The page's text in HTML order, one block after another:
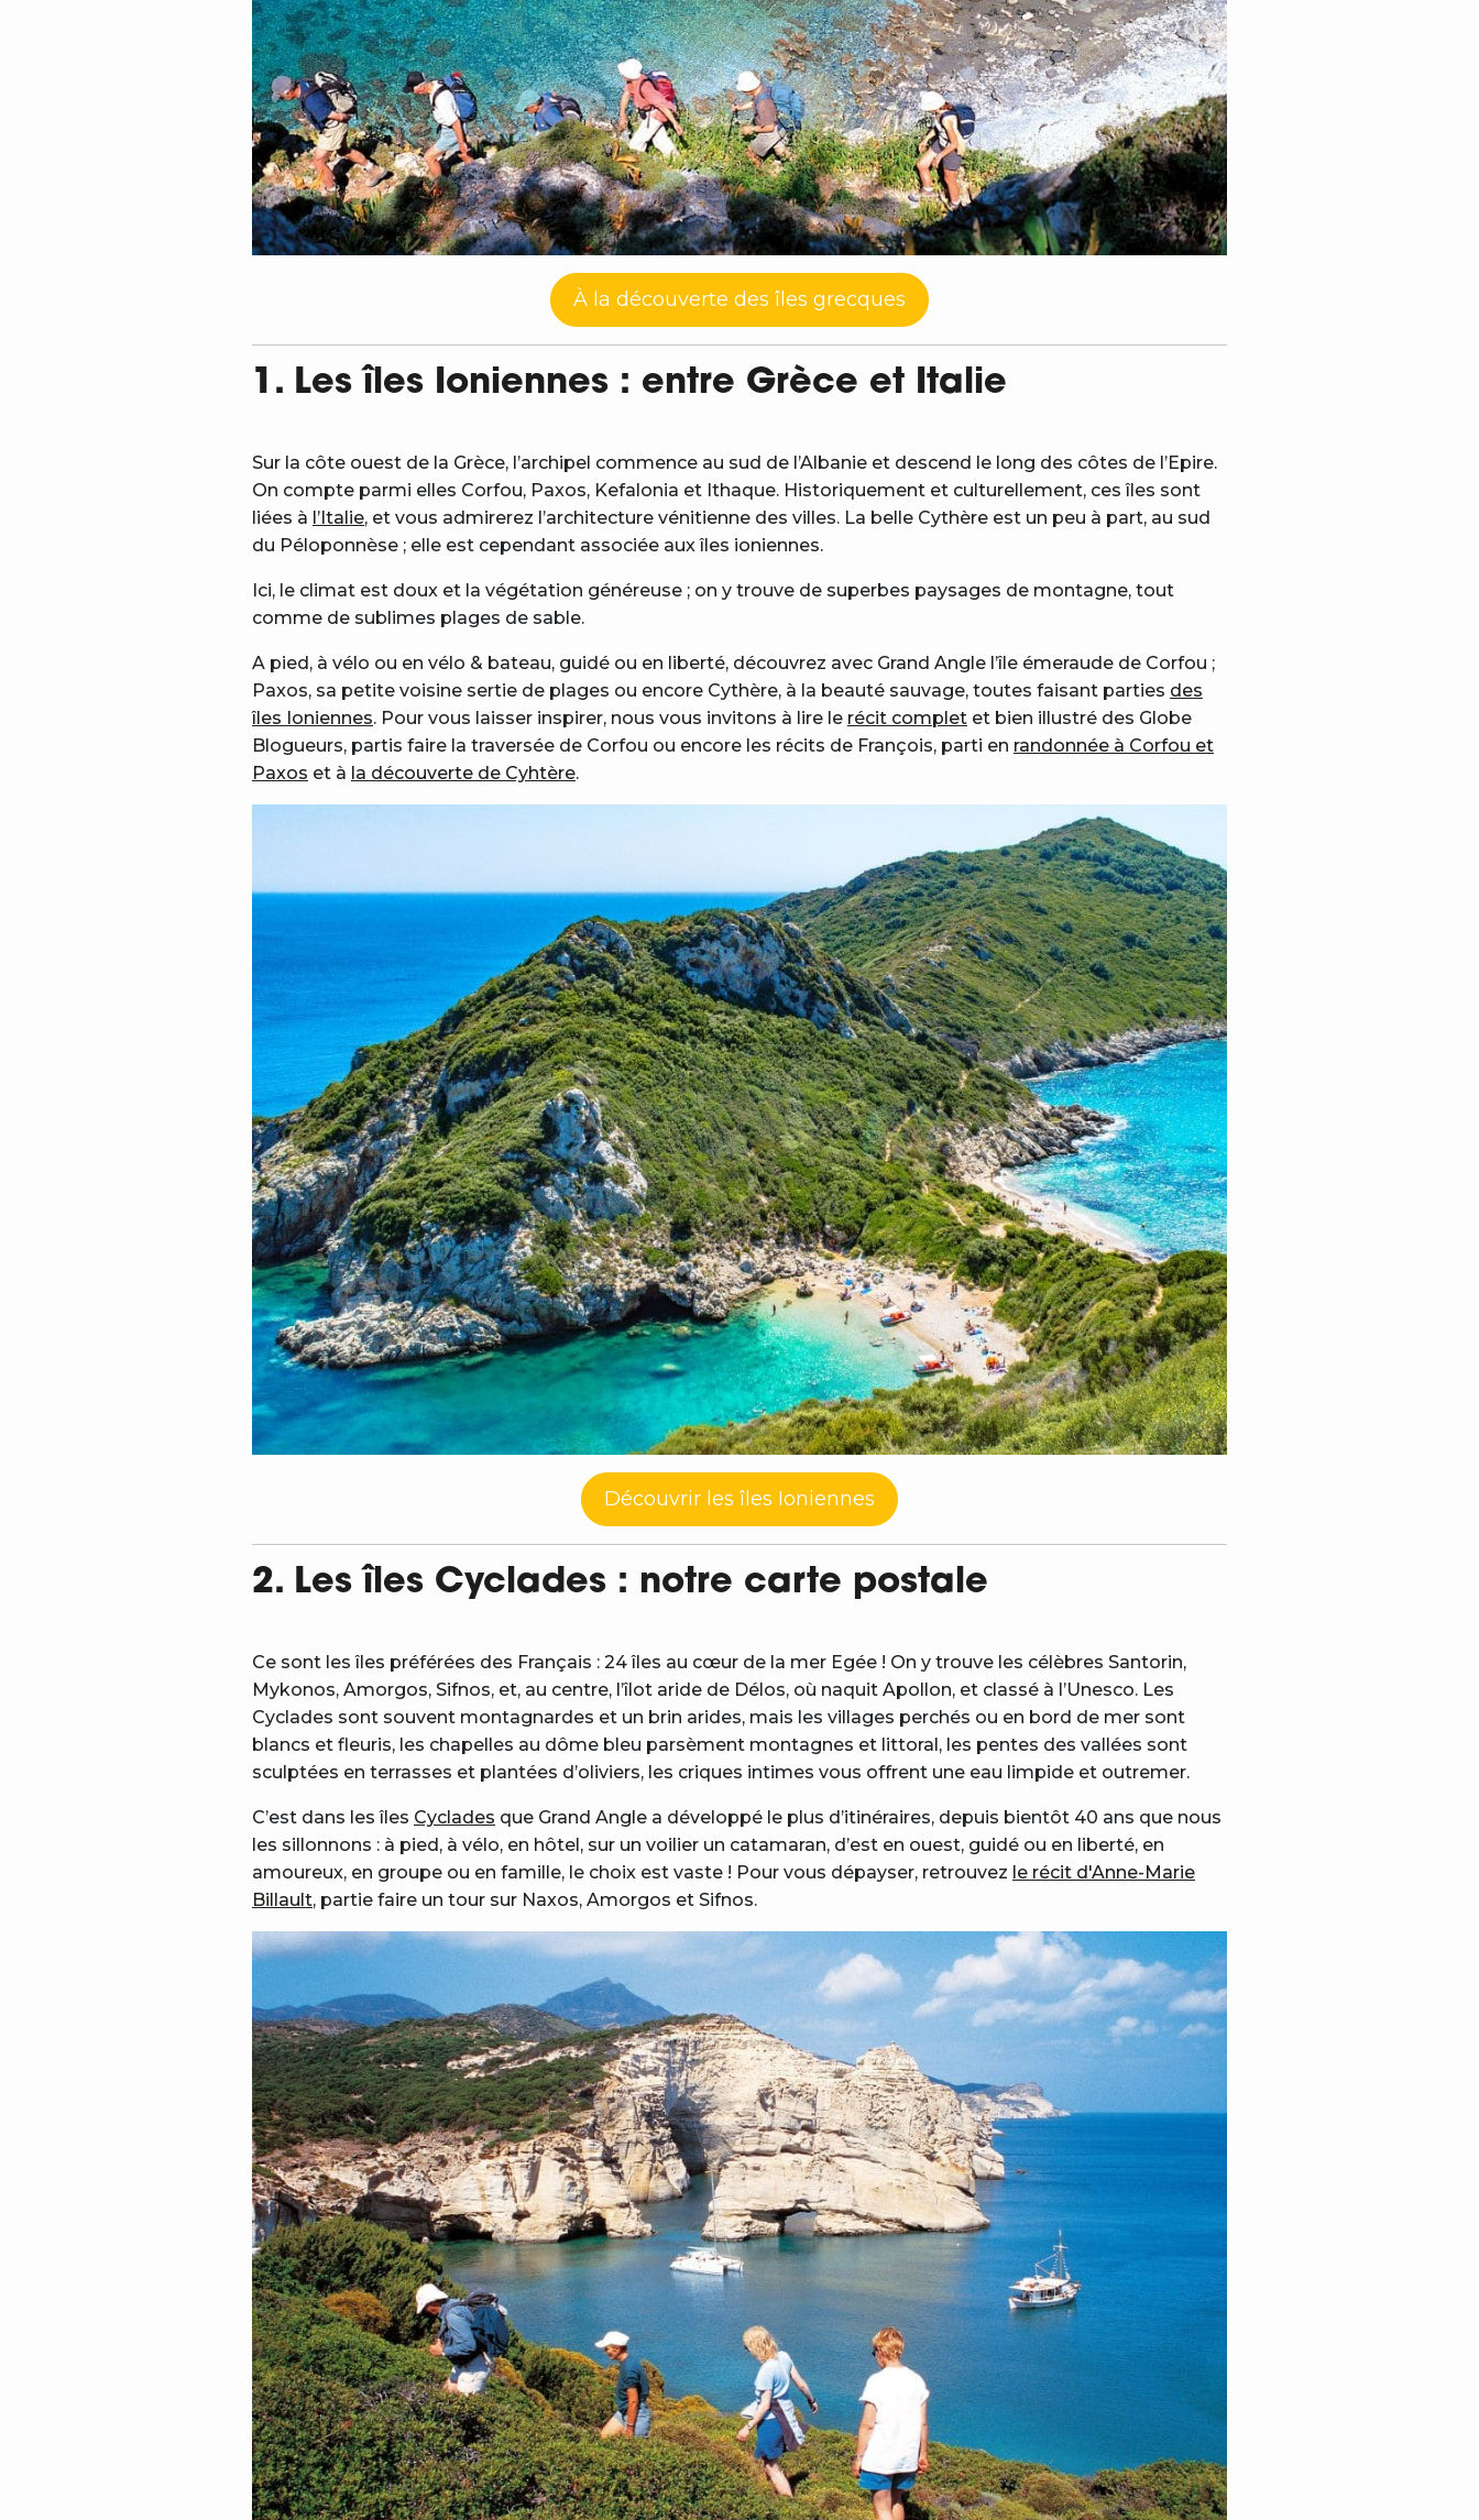
À la découverte des îles grecques
1. Les îles Ioniennes : entre Grèce et Italie
Sur la côte ouest de la Grèce, l’archipel commence au sud de l’Albanie et descend le long des côtes de l’Epire.
On compte parmi elles Corfou, Paxos, Kefalonia et Ithaque. Historiquement et culturellement, ces îles sont
liées à l’Italie, et vous admirerez l’architecture vénitienne des villes. La belle Cythère est un peu à part, au sud
du Péloponnèse ; elle est cependant associée aux îles ioniennes.
Ici, le climat est doux et la végétation généreuse ; on y trouve de superbes paysages de montagne, tout
comme de sublimes plages de sable.
A pied, à vélo ou en vélo & bateau, guidé ou en liberté, découvrez avec Grand Angle l’île émeraude de Corfou ;
Paxos, sa petite voisine sertie de plages ou encore Cythère, à la beauté sauvage, toutes faisant parties des
îles Ioniennes. Pour vous laisser inspirer, nous vous invitons à lire le récit complet et bien illustré des Globe
Blogueurs, partis faire la traversée de Corfou ou encore les récits de François, parti en randonnée à Corfou et
Paxos et à la découverte de Cyhtère.
Découvrir les îles Ioniennes
2. Les îles Cyclades : notre carte postale
Ce sont les îles préférées des Français : 24 îles au cœur de la mer Egée ! On y trouve les célèbres Santorin,
Mykonos, Amorgos, Sifnos, et, au centre, l’îlot aride de Délos, où naquit Apollon, et classé à l’Unesco. Les
Cyclades sont souvent montagnardes et un brin arides, mais les villages perchés ou en bord de mer sont
blancs et fleuris, les chapelles au dôme bleu parsèment montagnes et littoral, les pentes des vallées sont
sculptées en terrasses et plantées d’oliviers, les criques intimes vous offrent une eau limpide et outremer.
C’est dans les îles Cyclades que Grand Angle a développé le plus d’itinéraires, depuis bientôt 40 ans que nous
les sillonnons : à pied, à vélo, en hôtel, sur un voilier un catamaran, d’est en ouest, guidé ou en liberté, en
amoureux, en groupe ou en famille, le choix est vaste ! Pour vous dépayser, retrouvez le récit d'Anne-Marie
Billault, partie faire un tour sur Naxos, Amorgos et Sifnos.